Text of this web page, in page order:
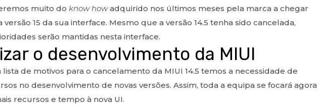
muito do know howadquirido nos últimos meses pela marca a chegar
15 da sua interface. Mesmo que a versão 14.5 tenha sido cancelada,
serão mantidas nesta interface.
o desenvolvimento da MIUI
de motivos para o cancelamento da MIUI 14.5 temos a necessidade de
no desenvolvimento de novas versões. Assim, toda a equipa se focará agora
recursos e tempo à nova UI.